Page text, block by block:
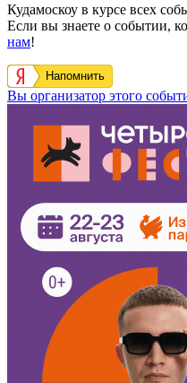
Кудамоскоу в курсе всех
Если вы знаете о событии,
нам!
Напомнить
Вы организатор этого